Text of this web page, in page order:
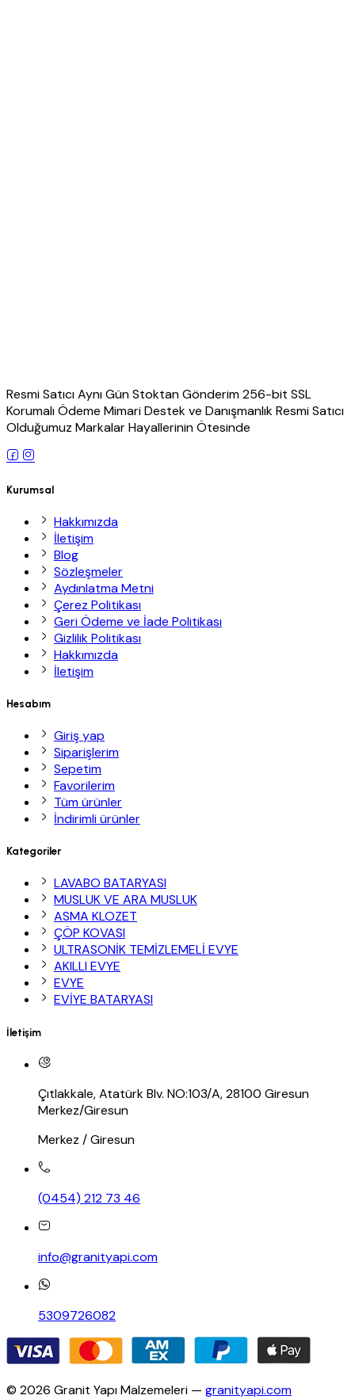
Resmi Satıcı Aynı Gün Stoktan Gönderim 256-bit SSL
Korumalı Ödeme Mimari Destek ve Danışmanlık Resmi Satıcı
Olduğumuz Markalar Hayallerinin Ötesinde
Kurumsal
Hakkımızda
İletişim
Blog
Sözleşmeler
Aydınlatma Metni
Çerez Politikası
Geri Ödeme ve İade Politikası
Gizlilik Politikası
Hakkımızda
İletişim
Hesabım
Giriş yap
Siparişlerim
Sepetim
Favorilerim
Tüm ürünler
İndirimli ürünler
Kategoriler
LAVABO BATARYASI
MUSLUK VE ARA MUSLUK
ASMA KLOZET
ÇÖP KOVASI
ULTRASONİK TEMİZLEMELİ EVYE
AKILLI EVYE
EVYE
EVİYE BATARYASI
İletişim
Çıtlakkale, Atatürk Blv. NO:103/A, 28100 Giresun
Merkez/Giresun
Merkez / Giresun
(0454) 212 73 46
info@granityapi.com
5309726082
© 2026 Granit Yapı Malzemeleri — granityapi.com